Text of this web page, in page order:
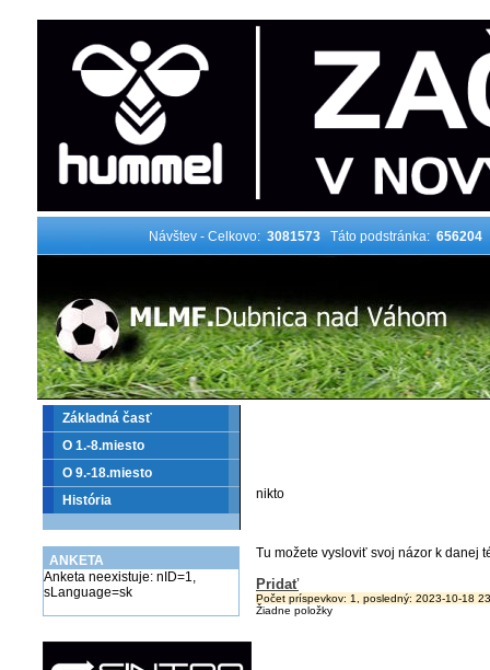
Návštev - Celkovo: 3081573 Táto podstránka: 656204
Základná časť
O 1.-8.miesto
O 9.-18.miesto
História
ANKETA
Anketa neexistuje: nID=1,
sLanguage=sk
nikto
Tu možete vysloviť svoj názor k danej
Pridať
Počet príspevkov: 1, posledný: 2023-10-
Žiadne položky